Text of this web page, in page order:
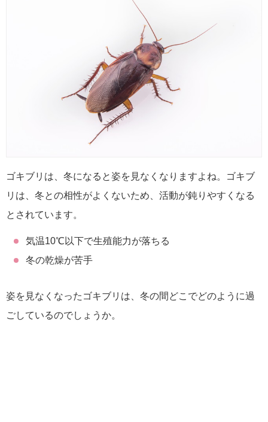
ゴキブリは、冬になると姿を見なくなりますよね。ゴキブ
リは、冬との相性がよくないため、活動が鈍りやすくなる
とされています。
気温10℃以下で生殖能力が落ちる
冬の乾燥が苦手
姿を見なくなったゴキブリは、冬の間どこでどのように過
ごしているのでしょうか。